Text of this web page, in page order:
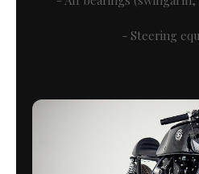
- Steering